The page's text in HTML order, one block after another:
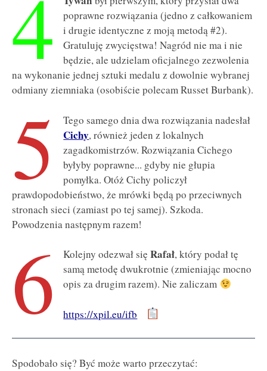
4
poprawne rozwiązania (jedno z całkowaniem
i drugie identyczne z moją metodą #2).
Gratuluję zwycięstwa! Nagród nie ma i nie
będzie, ale udzielam oficjalnego zezwolenia
na wykonanie jednej sztuki medalu z dowolnie wybranej
odmiany ziemniaka (osobiście polecam Russet Burbank).
5 Tego samego dnia dwa rozwiązania nadesłał
Cichy, również jeden z lokalnych
zagadkomistrzów. Rozwiązania Cichego
byłyby poprawne... gdyby nie głupia
pomyłka. Otóż Cichy policzył
prawdopodobieństwo, że mrówki będą po przeciwnych
stronach sieci (zamiast po tej samej). Szkoda.
Powodzenia następnym razem!
6 Kolejny odezwał sięRafał, który podał tę
samą metodę dwukrotnie (zmieniając mocno
opis za drugim razem). Nie zaliczam
https://xpil.eu/ifb
Spodobało się? Być może warto przeczytać: